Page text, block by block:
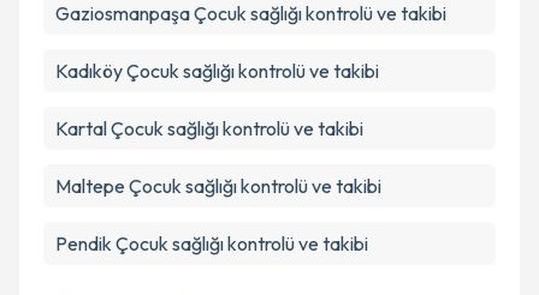
GaziosmanpaşaÇocuk sağlığı kontrolü ve takibi
KadıköyÇocuk sağlığı kontrolü ve takibi
KartalÇocuk sağlığı kontrolü ve takibi
Maltepe Çocuk sağlığı kontrolü ve takibi
Pendik Çocuk sağlığı kontrolü ve takibi